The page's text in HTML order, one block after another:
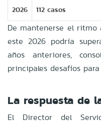
2026
112 casos
De mantenerse el ritmo
este 2026 podría
años anteriores,
principales desafíos
La respuesta de
El Director del